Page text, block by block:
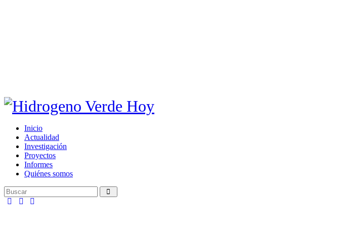
Inicio
Actualidad
Investigación
Proyectos
Informes
Quiénes somos